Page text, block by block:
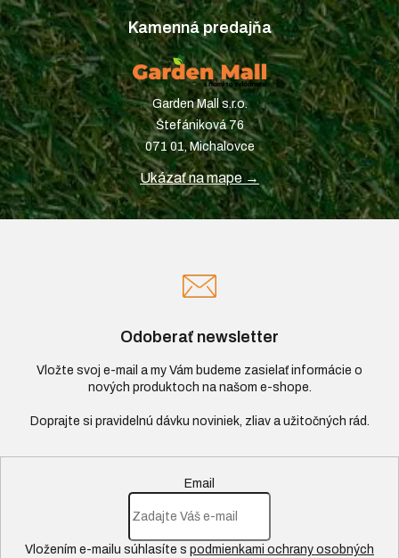
Kamenná predajňa
Garden Mall s.r.o.
Štefániková 76
071 01, Michalovce
Ukázať na mape →
Odoberať newsletter
Vložte svoj e-mail a my Vám budeme zasielať informácie o
nových produktoch na našom e-shope.
Email
Vložením e-mailu súhlasíte s podmienkami ochrany osobných